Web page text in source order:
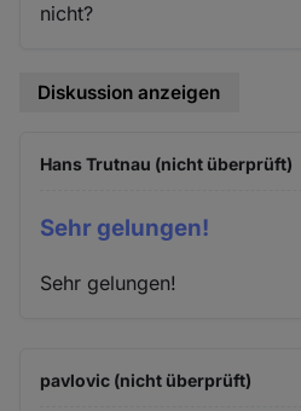
nicht?
Diskussion anzeigen
Hans Trutnau (nicht überprüft)
Sehr gelungen!
Sehr gelungen!
pavlovic (nicht überprüft)